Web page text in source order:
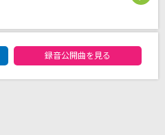
録音公開曲を見る